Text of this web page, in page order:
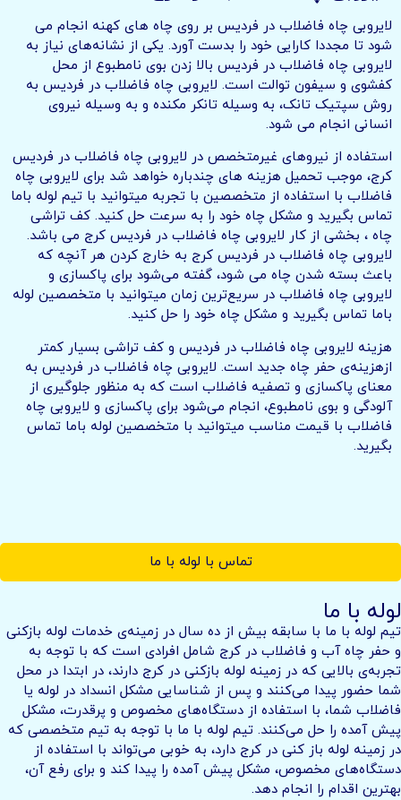
لایروبی چاه فاضلاب در فردیس بر روی چاه های کهنه انجام می
شود تا مجددا کارایی خود را بدست آورد. یکی از نشانه‌های نیاز به
لایروبی چاه فاضلاب در فردیس بالا زدن بوی نامطبوع از محل
کفشوی و سیفون توالت است. لایروبی چاه فاضلاب در فردیس به
روش سپتیک تانک، به وسیله تانکر مکنده و به وسیله نیروی
انسانی انجام می شود.
استفاده از نیروهای غیرمتخصص در لایروبی چاه فاضلاب در فردیس
کرج، موجب تحمیل هزینه های چندباره خواهد شد برای لایروبی چاه
فاضلاب با استفاده از متخصصین با تجربه میتوانید با تیم لوله باما
تماس بگیرید و مشکل چاه خود را به سرعت حل کنید. کف تراشی
چاه ، بخشی از کار لایروبی چاه فاضلاب در فردیس کرج می باشد.
لایروبی چاه فاضلاب در فردیس کرج به خارج کردن هر آنچه که
باعث بسته شدن چاه می شود، گفته می‌شود برای پاکسازی و
لایروبی چاه فاضلاب در سریع‌ترین زمان میتوانید با متخصصین لوله
باما تماس بگیرید و مشکل چاه خود را حل کنید.
هزینه لایروبی چاه فاضلاب در فردیس و کف تراشی بسیار کمتر
ازهزینه‌ی حفر چاه جدید است. لایروبی چاه فاضلاب در فردیس به
معنای پاکسازی و تصفیه فاضلاب است که به منظور جلوگیری از
آلودگی و بوی نامطبوع، انجام می‌شود برای پاکسازی و لایروبی چاه
فاضلاب با قیمت مناسب میتوانید با متخصصین لوله باما تماس
بگیرید.
تماس با لوله با ما
لوله با ما
تیم لوله با ما با سابقه بیش از ده سال در زمینه‌ی خدمات لوله بازکنی
و حفر چاه آب و فاضلاب در کرج شامل افرادی است که با توجه به
تجربه‌ی بالایی که در زمینه لوله بازکنی در کرج دارند، در ابتدا در محل
شما حضور پیدا می‌کنند و پس از شناسایی مشکل انسداد در لوله یا
فاضلاب شما، با استفاده از دستگاه‌های مخصوص و پرقدرت، مشکل
پیش آمده را حل می‌کنند. تیم لوله با ما با توجه به تیم متخصصی که
در زمینه لوله باز کنی در کرج دارد، به خوبی می‌تواند با استفاده از
دستگاه‌های مخصوص، مشکل پیش آمده را پیدا کند و برای رفع آن،
بهترین اقدام را انجام دهد.